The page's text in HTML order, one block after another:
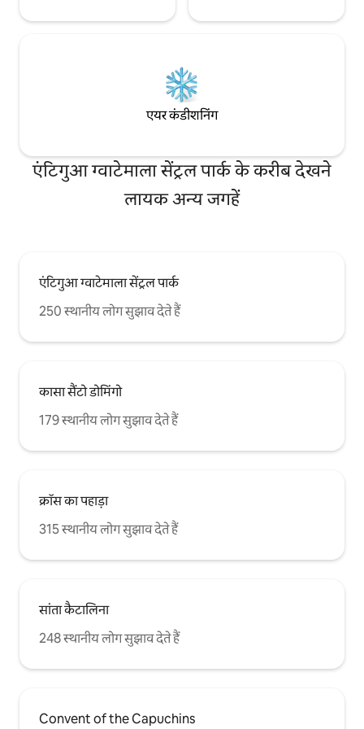
एयर कंडीशनिंग
एंटिगुआ ग्वाटेमाला सेंट्रल पार्क के करीब देखने
लायक अन्य जगहें
एंटिगुआ ग्वाटेमाला सेंट्रल पार्क
250 स्थानीय लोग सुझाव देते हैं
कासा सैंटो डोमिंगो
179 स्थानीय लोग सुझाव देते हैं
क्रॉस का पहाड़ा
315 स्थानीय लोग सुझाव देते हैं
सांता कैटालिना
248 स्थानीय लोग सुझाव देते हैं
Convent of the Capuchins